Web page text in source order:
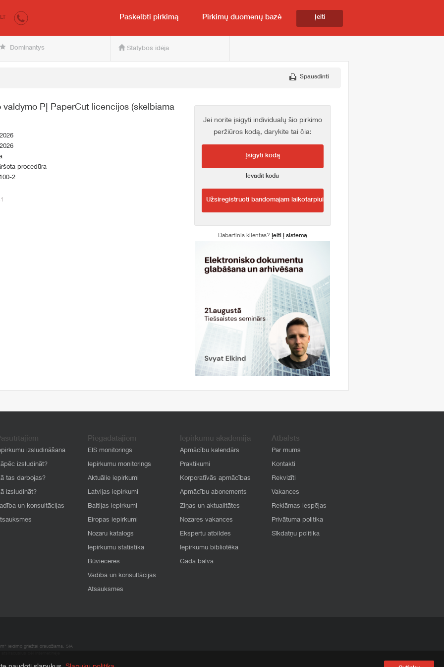
Pirkėjui ir pardavėjui
LT Paskelbti pirkimą Pirkimų duomenų bazė Įeiti
Dominantys Statybos idėja
Spausdinti
PĮ PaperCut licencijos (skelbiama
procedūra
2
Jei norite įsigyti individualų šio pirkimo
peržiūros kodą, darykite tai čia:
Įsigyti kodą
Ievadīt kodu
Užsiregistruoti bandomajam laikotarpiui
Dabartinis klientas? Įeiti į sistemą
izsludināšana
izsludināt?
tas darbojas?
izsludināt?
un konsultācijas
Piegādātājiem
EIS monitorings
Iepirkumu monitorings
Aktuālie iepirkumi
Latvijas iepirkumi
Baltijas iepirkumi
Eiropas iepirkumi
Nozaru katalogs
Iepirkumu statistika
Būvieceres
Vadība un konsultācijas
Atsauksmes
Iepirkumu akadēmija
Apmācību kalendārs
Praktikumi
Korporatīvās apmācības
Apmācību abonements
Ziņas un aktualitātes
Nozares vakances
Ekspertu atbildes
Iepirkumu bibliotēka
Gada balva
Atbalsts
Par mums
Kontakti
Rekvizīti
Vakances
Reklāmas iespējas
Privātuma politika
Sīkdatņu politika
leidimo griežtai draudžiama. SIA